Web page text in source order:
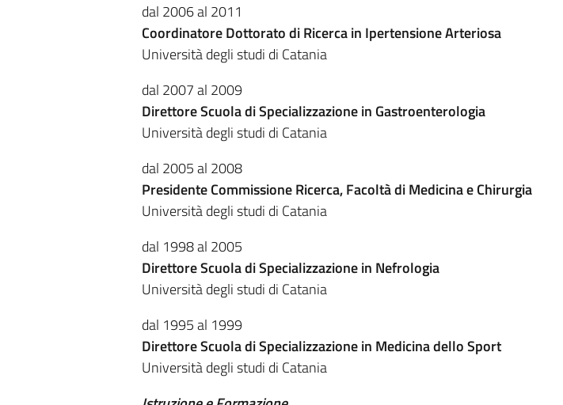
dal 2006 al 2011
Coordinatore Dottorato di Ricerca in Ipertensione Arteriosa
Università degli studi di Catania
dal 2007 al 2009
Direttore Scuola di Specializzazione in Gastroenterologia
Università degli studi di Catania
dal 2005 al 2008
Presidente Commissione Ricerca, Facoltà di Medicina e Chirurgia
Università degli studi di Catania
dal 1998 al 2005
Direttore Scuola di Specializzazione in Nefrologia
Università degli studi di Catania
dal 1995 al 1999
Direttore Scuola di Specializzazione in Medicina dello Sport
Università degli studi di Catania